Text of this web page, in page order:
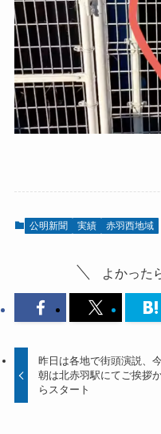
公明新聞 実績 赤羽西地域
よかった
昨日は各地で街頭演説、
朝は北赤羽駅にてご挨拶
らスタート